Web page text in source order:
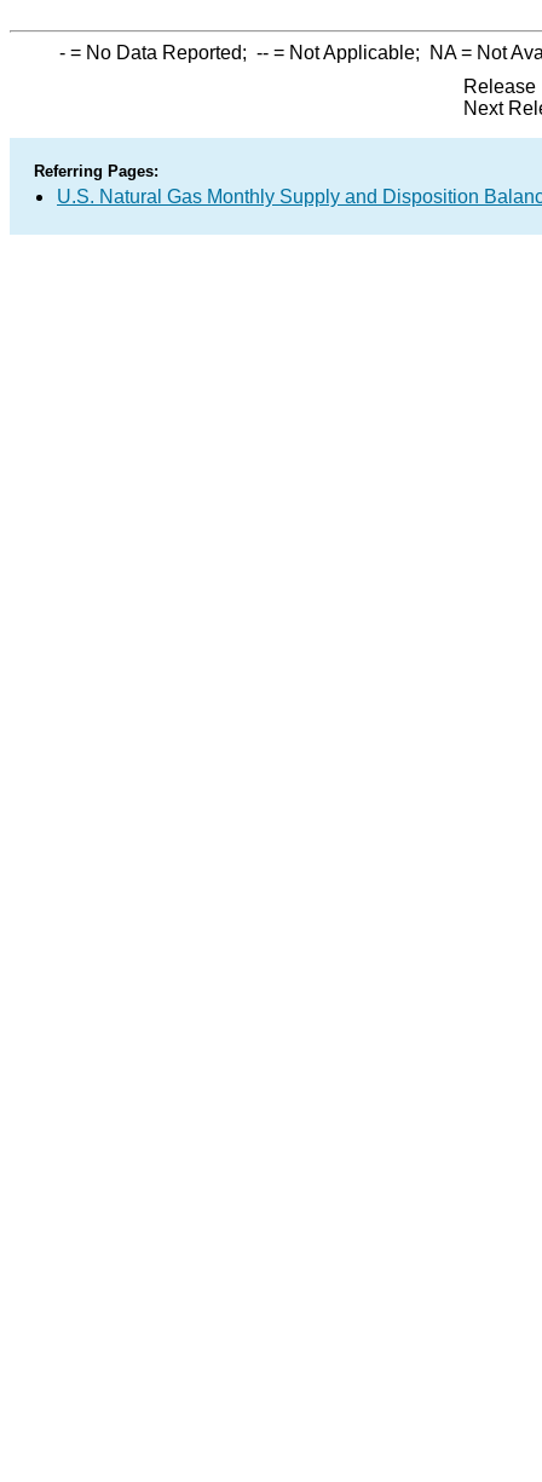
- = No Data Reported; -- = Not Applicable; NA= Not
Release
Next
Referring Pages:
U.S. Natural Gas Monthly Supply and Disposition